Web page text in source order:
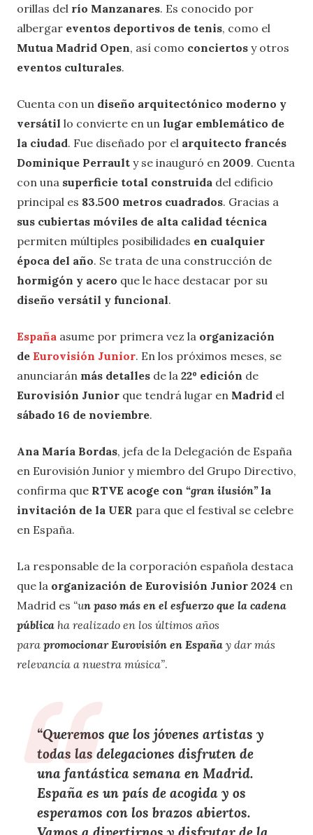
orillas del río Manzanares. Es conocido por
albergar eventos deportivos de tenis, como el
Mutua Madrid Open, así como conciertos y otros
eventos culturales.
Cuenta con un diseño arquitectónico moderno y
versátil lo convierte en un lugar emblemático de
la ciudad. Fue diseñado por el arquitecto francés
Dominique Perrault y se inauguró en 2009. Cuenta
con una superficie total construida del edificio
principal es 83.500 metros cuadrados. Gracias a
sus cubiertas móviles de alta calidad técnica
permiten múltiples posibilidades en cualquier
época del año. Se trata de una construcción de
hormigón y acero que le hace destacar por su
diseño versátil y funcional.
España asume por primera vez la organización
de Eurovisión Junior. En los próximos meses, se
anunciarán más detalles de la 22º edición de
Eurovisión Junior que tendrá lugar en Madrid el
sábado 16 de noviembre.
Ana María Bordas, jefa de la Delegación de España
en Eurovisión Junior y miembro del Grupo Directivo,
confirma que RTVE acoge con “gran ilusión”la
invitación de la UER para que el festival se celebre
en España.
La responsable de la corporación española destaca
que la organización de Eurovisión Junior 2024 en
Madrid es “un paso más en el esfuerzo que la cadena
pública ha realizado en los últimos años
para promocionar Eurovisión en España y dar más
relevancia a nuestra música”.
“Queremos que los jóvenes artistas y
todas las delegaciones disfruten de
una fantástica semana en Madrid.
España es un país de acogida y os
esperamos con los brazos abiertos.